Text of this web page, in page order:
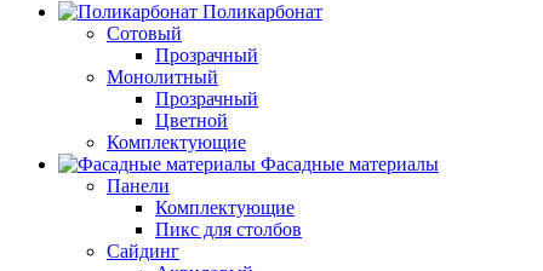
Поликарбонат
Сотовый
Прозрачный
Монолитный
Прозрачный
Цветной
Комплектующие
Фасадные материалы
Панели
Комплектующие
Пикс для столбов
Сайдинг